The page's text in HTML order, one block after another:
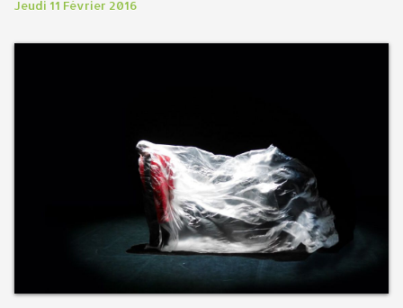
Jeudi 11 Février 2016